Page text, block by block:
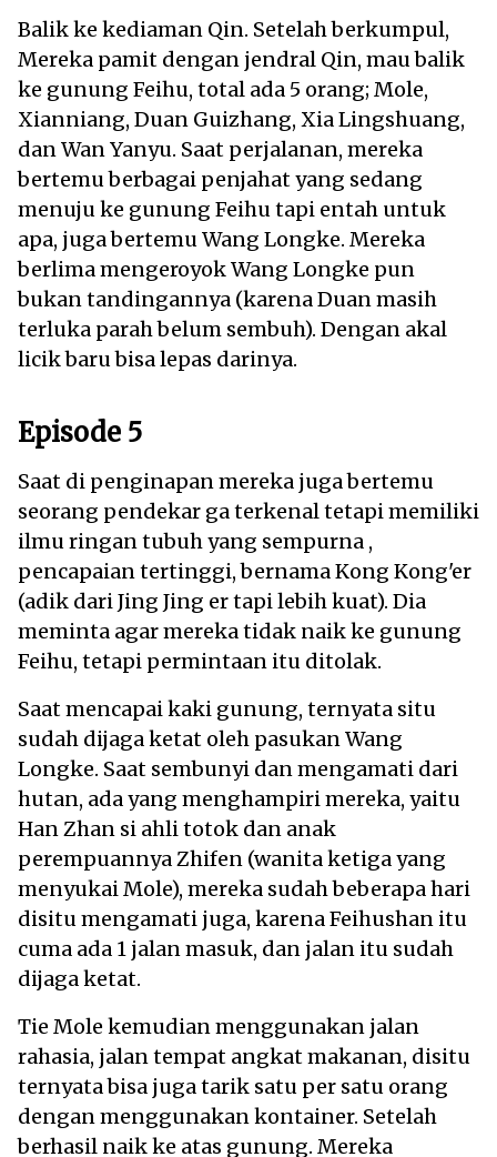
Balik ke kediaman Qin. Setelah berkumpul,
Mereka pamit dengan jendral Qin, mau balik
ke gunung Feihu, total ada 5 orang; Mole,
Xianniang, Duan Guizhang, Xia Lingshuang,
dan Wan Yanyu. Saat perjalanan, mereka
bertemu berbagai penjahat yang sedang
menuju ke gunung Feihu tapi entah untuk
apa, juga bertemu Wang Longke. Mereka
berlima mengeroyok Wang Longke pun
bukan tandingannya (karena Duan masih
terluka parah belum sembuh). Dengan akal
licik baru bisa lepas darinya.
Episode 5
Saat di penginapan mereka juga bertemu
seorang pendekar ga terkenal tetapi memiliki
ilmu ringan tubuh yang sempurna ,
pencapaian tertinggi, bernama Kong Kong'er
(adik dari Jing Jing er tapi lebih kuat). Dia
meminta agar mereka tidak naik ke gunung
Feihu, tetapi permintaan itu ditolak.
Saat mencapai kaki gunung, ternyata situ
sudah dijaga ketat oleh pasukan Wang
Longke. Saat sembunyi dan mengamati dari
hutan, ada yang menghampiri mereka, yaitu
Han Zhan si ahli totok dan anak
perempuannya Zhifen (wanita ketiga yang
menyukai Mole), mereka sudah beberapa hari
disitu mengamati juga, karena Feihushan itu
cuma ada 1 jalan masuk, dan jalan itu sudah
dijaga ketat.
Tie Mole kemudian menggunakan jalan
rahasia, jalan tempat angkat makanan, disitu
ternyata bisa juga tarik satu per satu orang
dengan menggunakan kontainer. Setelah
berhasil naik ke atas gunung. Mereka